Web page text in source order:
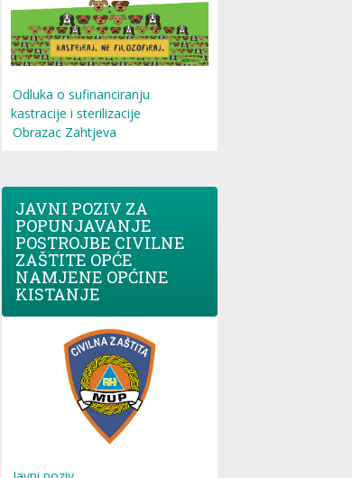
Odluka o sufinanciranju
kastracije i sterilizacije
Obrazac Zahtjeva
JAVNI POZIV ZA
POPUNJAVANJE
POSTROJBE CIVILNE
ZAŠTITE OPĆE
NAMJENE OPĆINE
KISTANJE